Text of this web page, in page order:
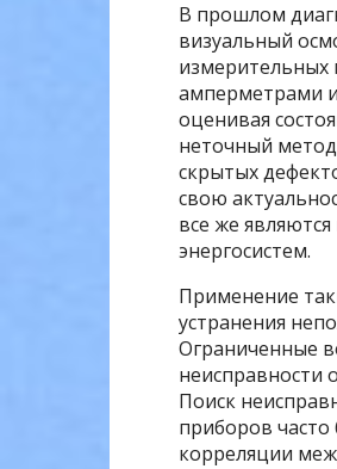
В прошлом
визуальный
измерительных
амперметрами
оценивая
неточный
скрытых
свою
все же
энергосистем.
Применение
устранения
Ограниченные
неисправности
Поиск
приборов часто
корреляции